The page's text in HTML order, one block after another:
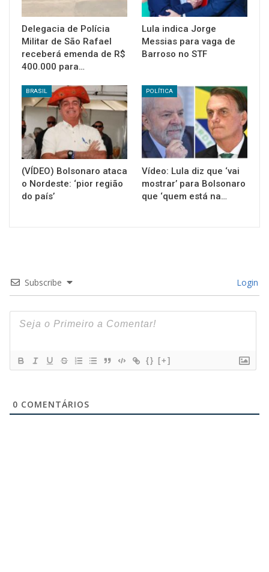
Delegacia de Polícia
Militar de São Rafael
receberá emenda de R$
400.000 para…
Lula indica Jorge
Messias para vaga de
Barroso no STF
BRASIL
(VÍDEO) Bolsonaro ataca
o Nordeste: ‘pior região
do país’
POLÍTICA
Vídeo: Lula diz que ‘vai
mostrar’ para Bolsonaro
que ‘quem está na…
Subscribe Login
{} [+]
0 COMENTÁRIOS